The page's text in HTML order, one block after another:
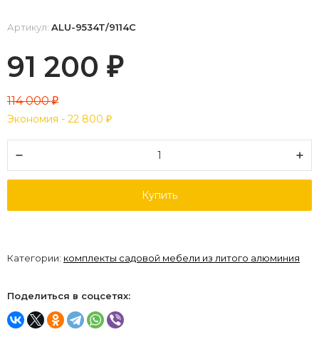
Артикул: ALU-9534T/9114C
91 200 ₽
114 000₽
Экономия - 22 800 ₽
Купить
Категории: комплекты садовой мебели из литого алюминия
Поделиться в соцсетях: